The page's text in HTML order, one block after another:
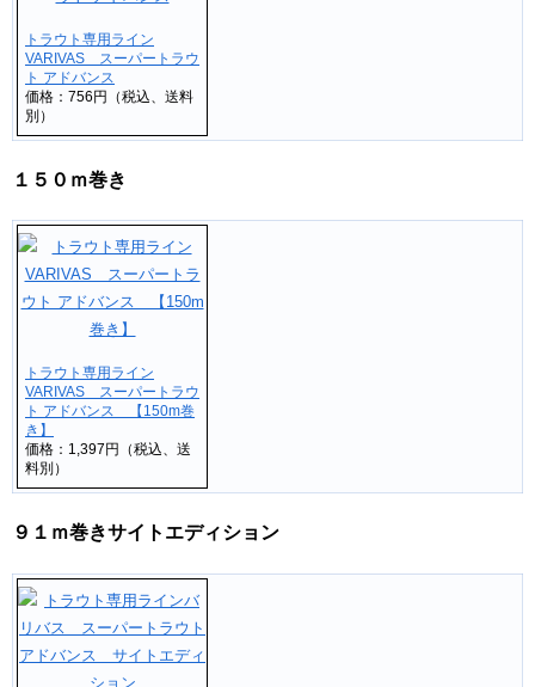
トラウト専用ライン
VARIVAS スーパートラウ
ト アドバンス
価格：756円（税込、送料
別）
１５０ｍ巻き
トラウト専用ライン
VARIVAS スーパートラウ
ト アドバンス 【150m巻
き】
価格：1,397円（税込、送
料別）
９１ｍ巻きサイトエディション